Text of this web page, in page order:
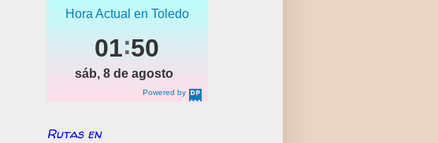
Powered by
Hora Actual en Toledo
01 50
sáb, 8 de agosto
Rutas en